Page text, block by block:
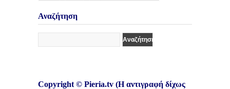
Άρθρων
Αναζήτηση
Copyright © Pieria.tv (Η αντιγραφή δίχως